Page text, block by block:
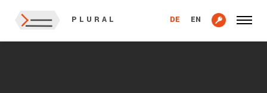
PLURAL DE EN